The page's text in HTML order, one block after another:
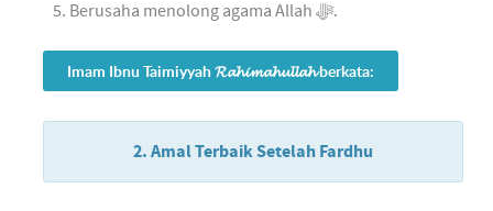
Berusaha menolong agama Allah ﷻ.
Imam Ibnu Taimiyyah 𝓡𝓪𝓱𝓲𝓶𝓪𝓱𝓾𝓵𝓵𝓪𝓱 berkata:
2. Amal Terbaik Setelah Fardhu